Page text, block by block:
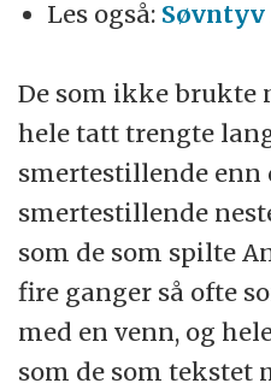
Les også:
De som ikke brukte
hele tatt trengte
smertestillende enn
smertestillende
som de som spilte
fire ganger så ofte
med en venn, og
som de som tekstet